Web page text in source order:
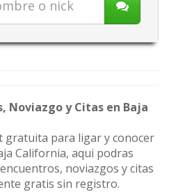
Noviazgo y Citas en Baja
gratuita para ligar y conocer
California, aqui podras
noviazgos y citas
gratis sin registro.